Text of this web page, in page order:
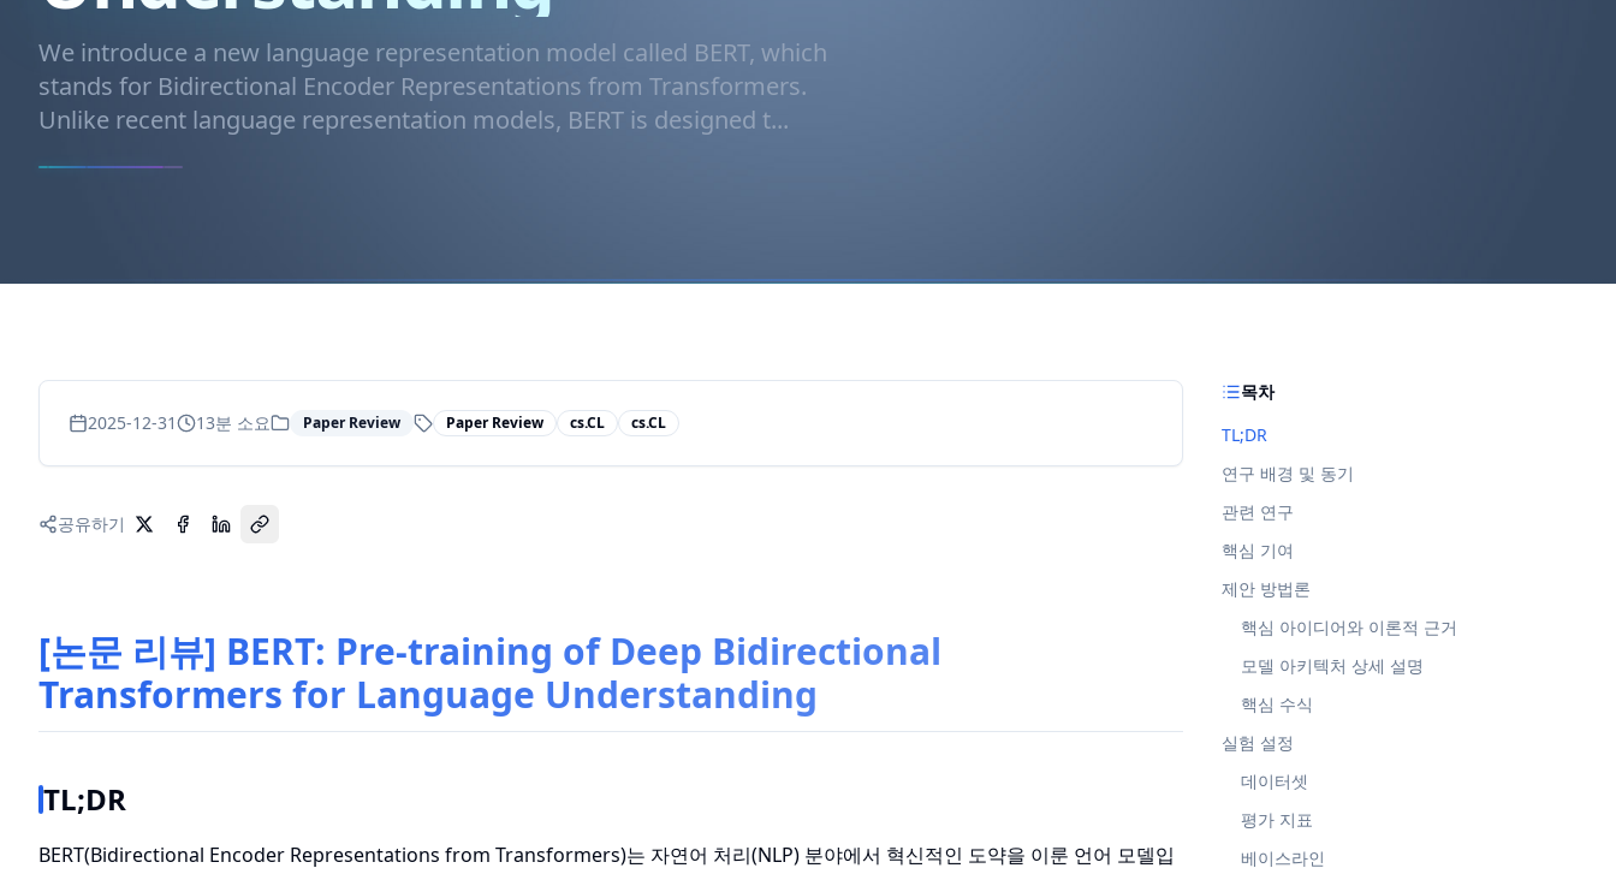
We introduce a new language representation model called BERT, which
stands for Bidirectional Encoder Representations from Transformers.
Unlike recent language representation models, BERT is designed t...
2025-12-31 13분 소요 Paper Review Paper Review cs.CL cs.CL
공유하기
[논문 리뷰] BERT: Pre-training of Deep Bidirectional
Transformers for Language Understanding
TL;DR
BERT(Bidirectional Encoder Representations from Transformers)는 자연어 처리(NLP) 분야에서 혁신적인 도약을 이룬 언어 모델입
목차
TL;DR
연구 배경 및 동기
관련 연구
핵심 기여
제안 방법론
핵심 아이디어와 이론적 근거
모델 아키텍처 상세 설명
핵심 수식
실험 설정
데이터셋
평가 지표
베이스라인